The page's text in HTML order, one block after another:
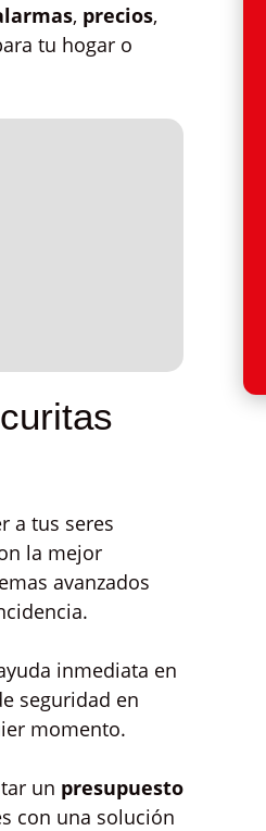
, precios,
tu hogar o
a tus seres
la mejor
avanzados
inmediata en
seguridad en
momento.
un presupuesto
con una solución